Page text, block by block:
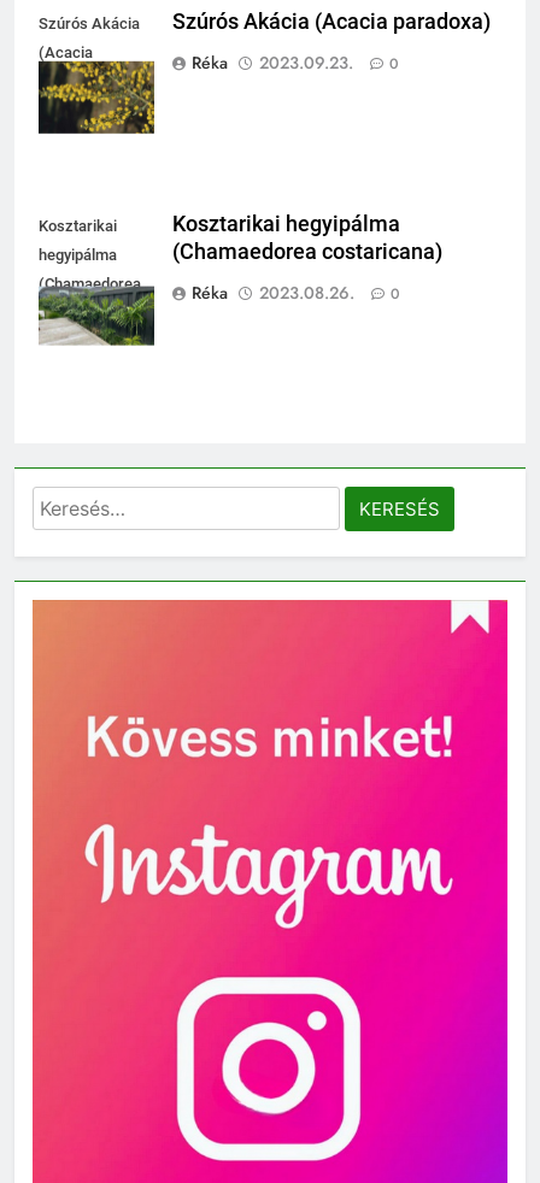
Szúrós Akácia
(Acacia
paradoxa)
Szúrós Akácia (Acacia paradoxa)
Réka
2023.09.23. 0
Kosztarikai
hegyipálma
(Chamaedorea
costaricana)
Kosztarikai hegyipálma
(Chamaedorea costaricana)
Réka
2023.08.26. 0
Keresés: